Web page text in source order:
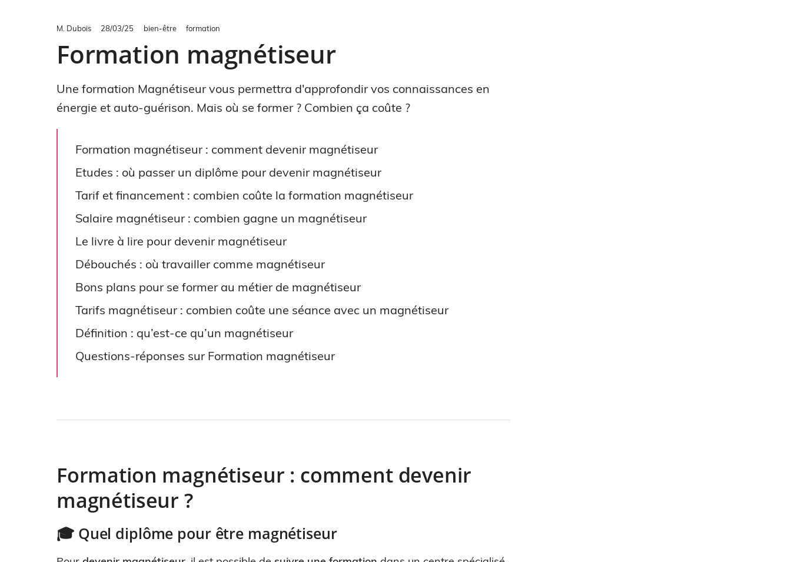
M. Dubois 28/03/25 bien-être formation
Formation magnétiseur
Une formation Magnétiseur vous permettra d'approfondir vos connaissances en
énergie et auto-guérison. Mais où se former ? Combien ça coûte ?
Formation magnétiseur : comment devenir magnétiseur
Etudes : où passer un diplôme pour devenir magnétiseur
Tarif et financement : combien coûte la formation magnétiseur
Salaire magnétiseur : combien gagne un magnétiseur
Le livre à lire pour devenir magnétiseur
Débouchés : où travailler comme magnétiseur
Bons plans pour se former au métier de magnétiseur
Tarifs magnétiseur : combien coûte une séance avec un magnétiseur
Définition : qu’est-ce qu’un magnétiseur
Questions-réponses sur Formation magnétiseur
Formation magnétiseur : comment devenir
magnétiseur ?
🎓 Quel diplôme pour être magnétiseur